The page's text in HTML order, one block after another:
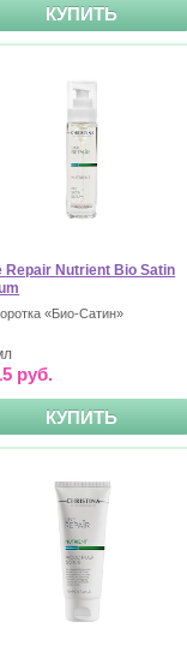
КУПИТЬ
Repair Nutrient Bio Satin
«Био-Сатин»
руб.
КУПИТЬ